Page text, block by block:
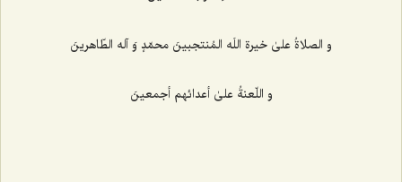
و الصلاةُ علیٰ خیرة اللَه المُنتجبینَ محمّدٍ وَ آله الطّاهرینَ
و اللّعنةُ علیٰ أعدائهم أجمعینَ